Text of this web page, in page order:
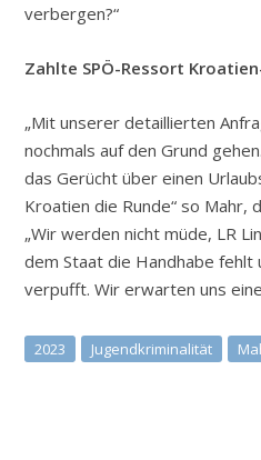
verbergen?“
Zahlte SPÖ-Ressort
„Mit unserer detaillierten
nochmals auf den Grund
das Gerücht über einen
Kroatien die Runde“ so Mahr,
„Wir werden nicht müde, LR
dem Staat die Handhabe fehlt
verpufft. Wir erwarten uns
2023 Jugendkriminalität